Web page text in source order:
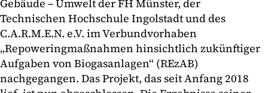
Gebäude – Umwelt der FH Münster, der
Technischen Hochschule Ingolstadt und des
C.A.R.M.E.N. e.V. im Verbundvorhaben
„Repoweringmaßnahmen hinsichtlich zukünftiger
Aufgaben von Biogasanlagen“ (REzAB)
nachgegangen. Das Projekt, das seit Anfang 2018